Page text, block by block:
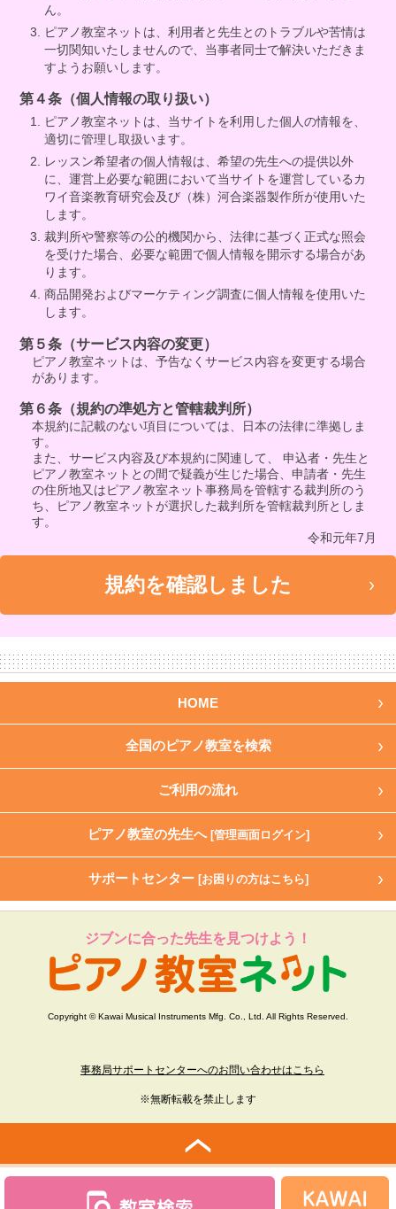
ん。
ピアノ教室ネットは、利用者と先生とのトラブルや苦情は
一切関知いたしませんので、当事者同士で解決いただきま
すようお願いします。
第４条（個人情報の取り扱い）
ピアノ教室ネットは、当サイトを利用した個人の情報を、
適切に管理し取扱います。
レッスン希望者の個人情報は、希望の先生への提供以外
に、運営上必要な範囲において当サイトを運営しているカ
ワイ音楽教育研究会及び（株）河合楽器製作所が使用いた
します。
裁判所や警察等の公的機関から、法律に基づく正式な照会
を受けた場合、必要な範囲で個人情報を開示する場合があ
ります。
商品開発およびマーケティング調査に個人情報を使用いた
します。
第５条（サービス内容の変更）
ピアノ教室ネットは、予告なくサービス内容を変更する場合
があります。
第６条（規約の準処方と管轄裁判所）
本規約に記載のない項目については、日本の法律に準拠しま
す。
また、サービス内容及び本規約に関連して、 申込者・先生と
ピアノ教室ネットとの間で疑義が生じた場合、申請者・先生
の住所地又はピアノ教室ネット事務局を管轄する裁判所のう
ち、ピアノ教室ネットが選択した裁判所を管轄裁判所としま
す。
令和元年7月
HOME
全国のピアノ教室を検索
ご利用の流れ
ピアノ教室の先生へ [管理画面ログイン]
サポートセンター [お困りの方はこちら]
ジブンに合った先生を見つけよう！
Copyright © Kawai Musical Instruments Mfg. Co., Ltd. All Rights Reserved.
事務局サポートセンターへのお問い合わせはこちら
※無断転載を禁止します